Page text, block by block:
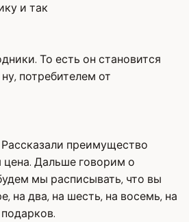
и так
То есть он становится
потребителем от
преимущество
цена. Дальше говорим о
мы расписывать, что вы
на два, на шесть, на восемь, на